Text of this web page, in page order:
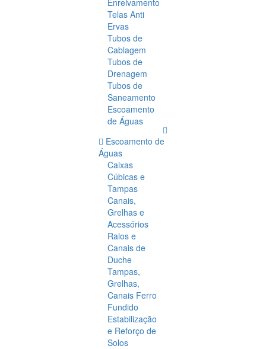
Enrelvamento
Telas Anti
Ervas
Tubos de
Cablagem
Tubos de
Drenagem
Tubos de
Saneamento
Escoamento
de Águas
Escoamento de
Águas
Caixas
Cúbicas e
Tampas
Canais,
Grelhas e
Acessórios
Ralos e
Canais de
Duche
Tampas,
Grelhas,
Canais Ferro
Fundido
Estabilização
e Reforço de
Solos